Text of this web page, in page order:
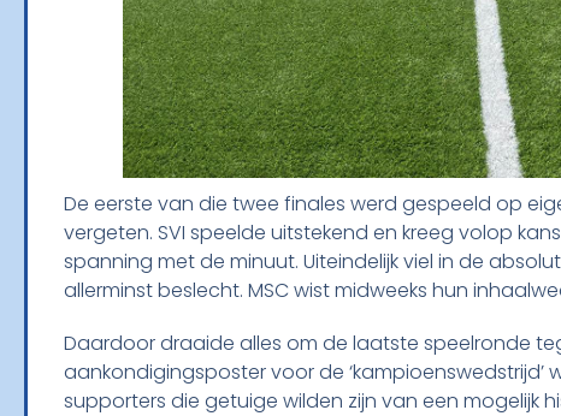
De eerste van die twee finales werd gespeeld op
vergeten. SVI speelde uitstekend en kreeg volop
spanning met de minuut. Uiteindelijk viel in de
allerminst beslecht. MSC wist midweeks hun
Daardoor draaide alles om de laatste speelronde
aankondigingsposter voor de
supporters die getuige wilden zijn van een mogelijk